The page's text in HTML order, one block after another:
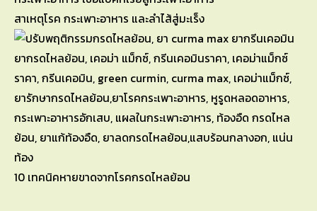
สาเหตุโรค กระเพาะอาหาร และลำไส้สู่มะเร็ง
10 เทคนิคหายขาดจากโรคกรดไหลย้อน